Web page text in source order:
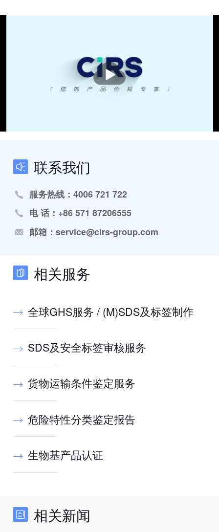
播
放
联系我们
服务热线：4006 721 722
电 话：+86 571 87206555
邮箱：service@cirs-group.com
相关服务
全球GHS服务 / (M)SDS及标签制作
SDS及安全标签审核服务
货物运输条件鉴定服务
危险特性分类鉴定报告
生物基产品认证
相关新闻